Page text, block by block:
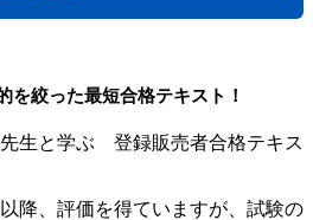
を絞った最短合格テキスト！
生と学ぶ 登録販売者合格テキス
降、評価を得ていますが、試験の